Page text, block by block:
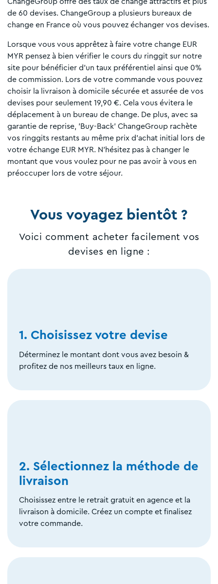
de 60 devises. ChangeGroup a plusieurs bureaux de
change en France où vous pouvez échanger vos devises.
Lorsque vous vous apprêtez à faire votre change EUR
MYR pensez à bien vérifier le cours du ringgit sur notre
site pour bénéficier d’un taux préférentiel ainsi que 0%
de commission. Lors de votre commande vous pouvez
choisir la livraison à domicile sécurée et assurée de vos
devises pour seulement 19,90 €. Cela vous évitera le
déplacement à un bureau de change. De plus, avec sa
garantie de reprise, 'Buy-Back' ChangeGroup rachète
vos ringgits restants au même prix d’achat initial lors de
votre échange EUR MYR. N’hésitez pas à changer le
montant que vous voulez pour ne pas avoir à vous en
préoccuper lors de votre séjour.
Vous voyagez bientôt ?
Voici comment acheter facilement vos
devises en ligne :
1. Choisissez votre devise
Déterminez le montant dont vous avez besoin &
profitez de nos meilleurs taux en ligne.
2. Sélectionnez la méthode de
livraison
Choisissez entre le retrait gratuit en agence et la
livraison à domicile. Créez un compte et finalisez
votre commande.